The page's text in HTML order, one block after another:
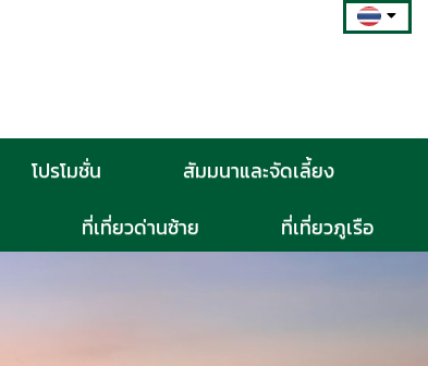
โปรโมชั่น
สัมมนาและจัดเลี้ยง
ที่เที่ยวด่านซ้าย ที่เที่ยวภูเรือ